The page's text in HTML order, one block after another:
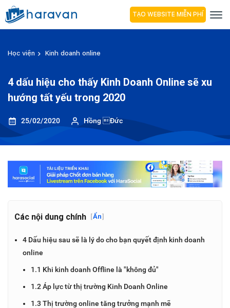
TẠO WEBSITE MIỄN PHÍ
Học viện Kinh doanh online
4 dấu hiệu cho thấy Kinh Doanh Online sẽ xu
hướng tất yếu trong 2020
25/02/2020 Hồng Đức
Các nội dung chính [Ẩn]
4 Dấu hiệu sau sẽ là lý do cho bạn quyết định kinh doanh
online
1.1 Khi kinh doanh Offline là "không đủ"
1.2 Áp lực từ thị trường Kinh Doanh Online
1.3 Thị trường online tăng trưởng mạnh mẽ